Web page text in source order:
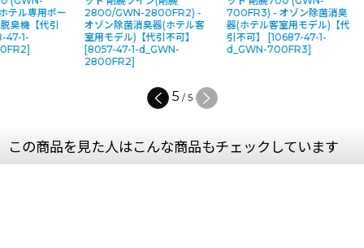
テル専用ポー
臭機【代引
47-1-
]
2800/GWN-2800FR2) -
オゾン除菌消臭器(ホテル客
室用モデル)【代引不可】
[8057-47-1-d_GWN-
2800FR2]
700FR3) - オゾン除菌消臭
器(ホテル客室用モデル)【代
引不可】
[10687-47-1-
d_GWN-700FR3]
5 / 5
この商品を見た人はこんな商品もチェックしています